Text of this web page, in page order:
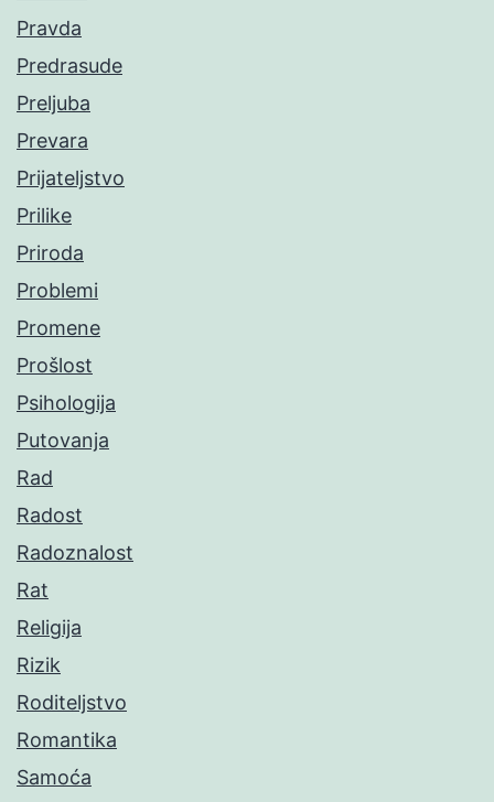
Pravda
Predrasude
Preljuba
Prevara
Prijateljstvo
Prilike
Priroda
Problemi
Promene
Prošlost
Psihologija
Putovanja
Rad
Radost
Radoznalost
Rat
Religija
Rizik
Roditeljstvo
Romantika
Samoća